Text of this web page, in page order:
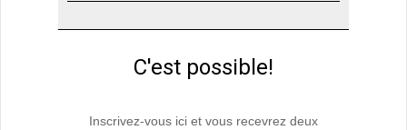
C'est possible!
Inscrivez-vous ici et vous recevrez deux